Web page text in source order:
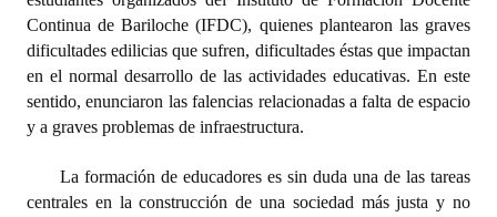
Actas de Sesión
Informes de Unidad Coordinadora
Ejecución Presupuestaria
NORMATIVA
Continua de Bariloche (IFDC), quienes plantearon las graves
dificultades edilicias que sufren, dificultades éstas que impactan
en el normal desarrollo de las actividades educativas. En este
sentido, enunciaron las falencias relacionadas a falta de espacio
y a graves problemas de infraestructura.
La formación de educadores es sin duda una de las tareas
centrales en la construcción de una sociedad más justa y no